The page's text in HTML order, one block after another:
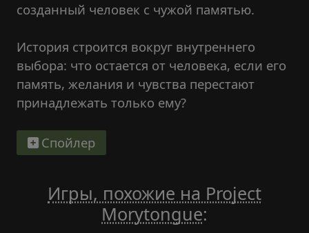
созданный человек с чужой памятью.
История строится вокруг внутреннего
выбора: что остается от человека, если его
память, желания и чувства перестают
принадлежать только ему?
Спойлер
Игры, похожие на Project
Morytongue: